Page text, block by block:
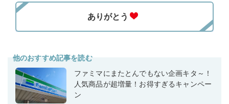
他のおすすめ記事を読む
ファミマにまたとんでもない企画キタ～！
人気商品が超増量！お得すぎるキャンペー
ン